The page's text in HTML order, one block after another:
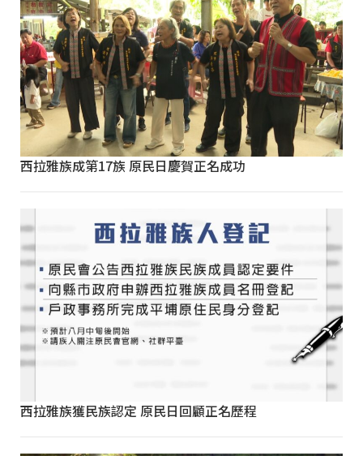
西拉雅族成第17族 原民日慶賀正名成功
西拉雅族獲民族認定 原民日回顧正名歷程